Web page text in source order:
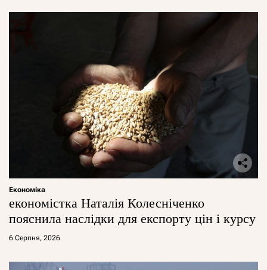
Економіка
економістка Наталія Колесніченко
пояснила наслідки для експорту цін і курсу
6 Серпня, 2026